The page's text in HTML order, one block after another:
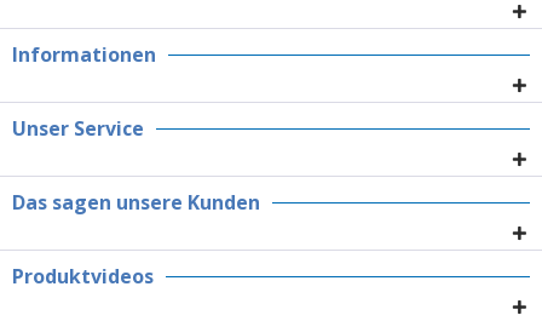
Informationen
Unser Service
Das sagen unsere Kunden
Produktvideos